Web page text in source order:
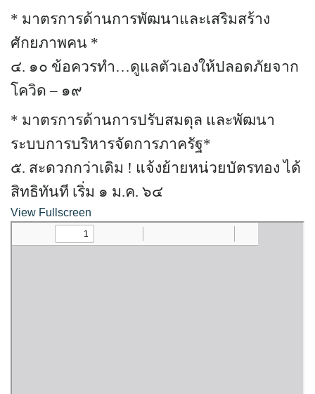
ติดต่อหน่วยงาน
ที่พัก
Amante Baristro Hotel & Cafe’ @Pua
C View Home
Deply
Go Hight ‘O Village
HOMU Villa
Montha Residence
* มาตรการด้านการพัฒนาและเสริมสร้าง
ศักยภาพคน *
๔. ๑๐ ข้อควรทำ…ดูแลตัวเองให้ปลอดภัยจาก
โควิด – ๑๙
* มาตรการด้านการปรับสมดุล และพัฒนา
ระบบการบริหารจัดการภาครัฐ*
๕. สะดวกกว่าเดิม ! แจ้งย้ายหน่วยบัตรทอง ได้
สิทธิทันที เริ่ม ๑ ม.ค. ๖๔
View Fullscreen